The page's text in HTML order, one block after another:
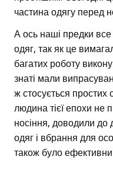
частина одягу перед
А ось наші предки
одяг, так як це
багатих роботу
знаті мали
ж стосується
людина тієї епохи не
носіння, доводили до
одяг і вбрання для
також було